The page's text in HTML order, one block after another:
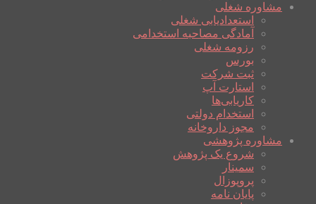
مشاوره شغلی
استعدادیابی شغلی
آمادگی مصاحبه استخدامی
رزومه شغلی
بورس
ثبت شرکت
استارت آپ
کاریابی‌ها
استخدام دولتی
مجوز داروخانه
مشاوره پژوهشی
شروع یک پژوهش
سمینار
پروپوزال
پایان نامه